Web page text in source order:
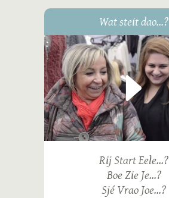
Wat steit dao...?
Rij Start Eele...?
Boe Zie Je...?
Sjé Vrao Joe...?